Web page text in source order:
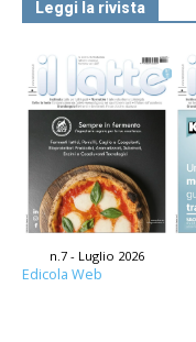
Leggi la rivista
n.7 - Luglio 2026
Edicola Web